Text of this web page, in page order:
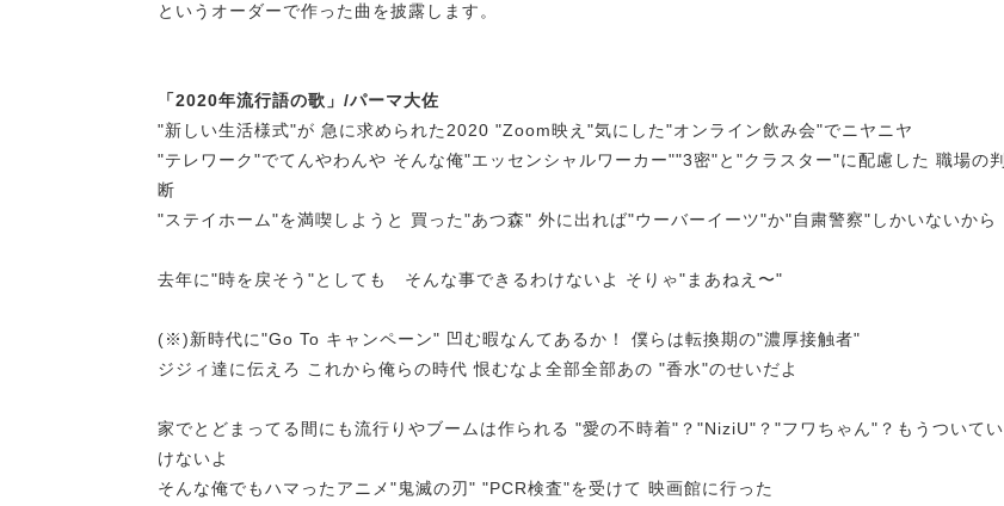
というオーダーで作った曲を披露します。
「2020年流行語の歌」/パーマ大佐
"新しい生活様式"が 急に求められた2020 "Zoom映え"気にした"オンライン飲み会"でニヤニヤ
"テレワーク"でてんやわんや そんな俺"エッセンシャルワーカー""3密"と"クラスター"に配慮した 職場の判
断
"ステイホーム"を満喫しようと 買った"あつ森" 外に出れば"ウーバーイーツ"か"自粛警察"しかいないから
去年に"時を戻そう"としても そんな事できるわけないよ そりゃ"まあねえ〜"
(※)新時代に"Go To キャンペーン" 凹む暇なんてあるか！ 僕らは転換期の"濃厚接触者"
ジジィ達に伝えろ これから俺らの時代 恨むなよ全部全部あの "香水"のせいだよ
家でとどまってる間にも流行りやブームは作られる "愛の不時着"？"NiziU"？"フワちゃん"？もうついてい
けないよ
そんな俺でもハマったアニメ"鬼滅の刃" "PCR検査"を受けて 映画館に行った